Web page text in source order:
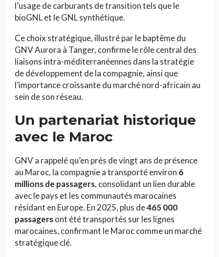
l’usage de carburants de transition tels que le
bioGNL et le GNL synthétique.
Ce choix stratégique, illustré par le baptême du
GNV Aurora à Tanger, confirme le rôle central des
liaisons intra-méditerranéennes dans la stratégie
de développement de la compagnie, ainsi que
l’importance croissante du marché nord-africain au
sein de son réseau.
Un partenariat historique
avec le Maroc
GNV a rappelé qu’en près de vingt ans de présence
au Maroc, la compagnie a transporté environ 6
millions de passagers, consolidant un lien durable
avec le pays et les communautés marocaines
résidant en Europe. En 2025, plus de465 000
passagersont été transportés sur les lignes
marocaines, confirmant le Maroc comme un marché
stratégique clé.